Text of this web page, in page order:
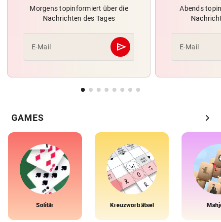
Morgens topinformiert über die
Nachrichten des Tages
E-Mail send
Abschicken
Abends
E-Mail
GAMES chevron_right
Solitär Kreuzworträtsel